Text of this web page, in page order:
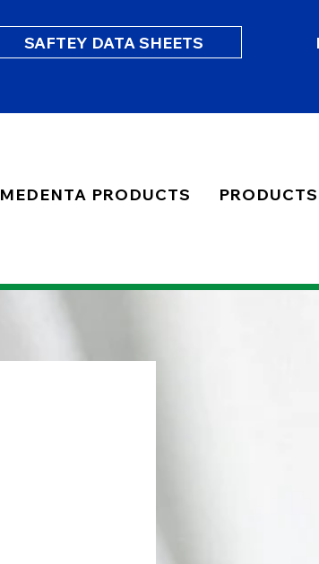
SAFTEY DATA SHEETS
MEDENTA PRODUCTS PRODUCTS